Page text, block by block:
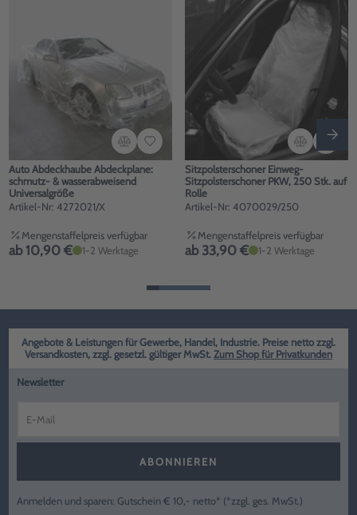
Auto Abdeckhaube Abdeckplane:
schmutz- & wasserabweisend
Universalgröße
Artikel-Nr: 4272021/X
Mengenstaffelpreis verfügbar
ab 10,90 € 1-2 Werktage
Sitzpolsterschoner Einweg-
Sitzpolsterschoner PKW, 250 Stk. auf
Rolle
Artikel-Nr: 4070029/250
Mengenstaffelpreis verfügbar
ab 33,90 € 1-2 Werktage
Angebote & Leistungen für Gewerbe, Handel, Industrie. Preise netto zzgl.
Versandkosten, zzgl. gesetzl. gültiger MwSt. Zum Shop für Privatkunden
Newsletter
ABONNIEREN
Anmelden und sparen: Gutschein € 10,- netto* (*zzgl. ges. MwSt.)